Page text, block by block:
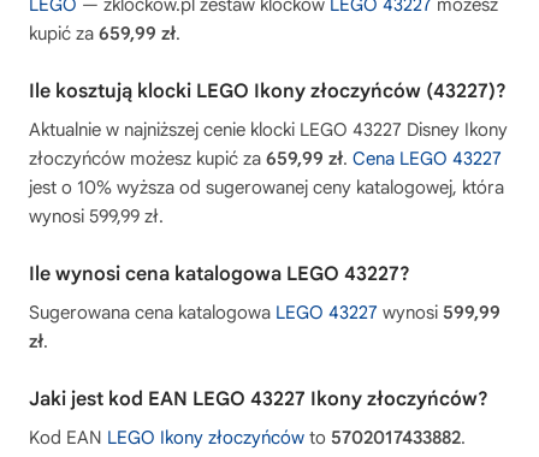
kupić za 659,99 zł.
Ile kosztują klocki LEGO Ikony złoczyńców (43227)?
Aktualnie w najniższej cenie klocki LEGO 43227 Disney Ikony
złoczyńców możesz kupić za 659,99 zł. Cena LEGO 43227
jest o 10% wyższa od sugerowanej ceny katalogowej, która
wynosi 599,99 zł.
Ile wynosi cena katalogowa LEGO 43227?
Sugerowana cena katalogowa LEGO 43227 wynosi 599,99
zł.
Jaki jest kod EAN LEGO 43227 Ikony złoczyńców?
Kod EAN LEGO Ikony złoczyńców to 5702017433882.